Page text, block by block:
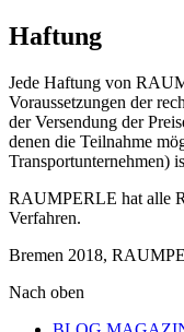
Haftung
Jede Haftung von
Voraussetzungen der
der Versendung der
denen die Teilnahme
Transportunternehmen)
RAUMPERLE hat alle
Verfahren.
Bremen 2018,
Nach oben